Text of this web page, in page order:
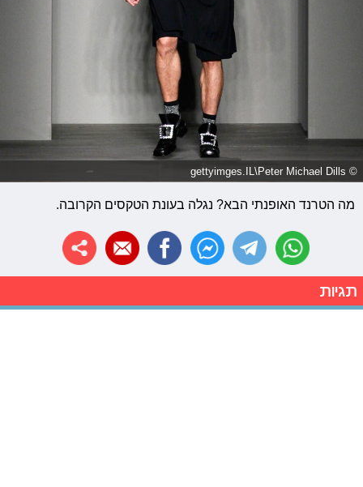
© gettyimges.IL\Peter Michael Dills
מה הטרנד האופנתי הבא? נגלה בעונת הטקסים הקרובה.
תגיות